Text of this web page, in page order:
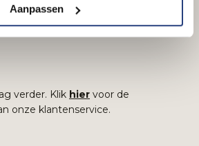
Aanpassen
verder. Klik hier voor de
onze klantenservice.